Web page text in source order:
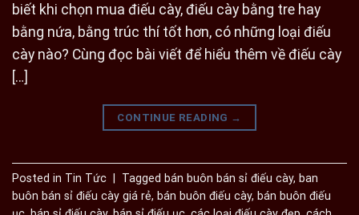
biết khi chọn mua điếu cày, điếu cày bằng tre hay
bằng nứa, bằng trúc thí tốt hơn, có những loại điếu
cày nào? Cùng đọc bài viết để hiểu thêm về điếu cày
[…]
CONTINUE READING →
Posted in Tin Tức Tagged bán buôn bán sỉ điếu cày, ban
buôn bán sỉ điếu cày giá rẻ, bán buôn điếu cày, bán buôn điếu